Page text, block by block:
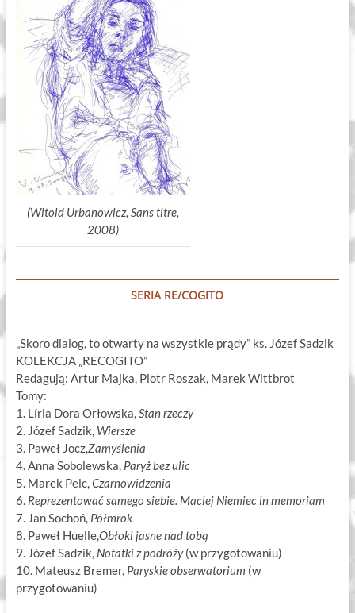
(Witold Urbanowicz, Sans titre,
2008)
SERIA RE/COGITO
„Skoro dialog, to otwarty na wszystkie prądy” ks. Józef Sadzik
KOLEKCJA „RECOGITO”
Redagują: Artur Majka, Piotr Roszak, Marek Wittbrot
Tomy:
1. Líria Dora Orłowska,Stan rzeczy
2. Józef Sadzik, Wiersze
3. Paweł Jocz,Zamyślenia
4. Anna Sobolewska, Paryż bez ulic
5. Marek Pelc,Czarnowidzenia
6. Reprezentować samego siebie. Maciej Niemiec in memoriam
7. Jan Sochoń, Półmrok
8. Paweł Huelle,Obłoki jasne nad tobą
9. Józef Sadzik, Notatki z podróży(w przygotowaniu)
10. Mateusz Bremer, Paryskie obserwatorium (w
przygotowaniu)